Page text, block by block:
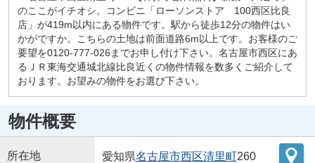
のここがイチオシ。コンビニ「ローソンストア 100西区比良
店」が419m以内にある物件です。駅から徒歩12分の物件はい
かがですか。こちらの土地は前面道路6m以上です。お客様のご
要望を0120-777-026までお申し付け下さい。名古屋市西区にあ
るＪＲ東海交通城北線比良近くの物件情報を数多くご紹介して
おります。お望みの物件をお選び下さい。
物件概要
所在地 愛知県名古屋市西区清里町260